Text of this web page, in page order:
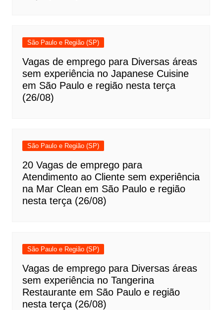
São Paulo e Região (SP)
Vagas de emprego para Diversas áreas
sem experiência no Japanese Cuisine
em São Paulo e região nesta terça
(26/08)
São Paulo e Região (SP)
20 Vagas de emprego para
Atendimento ao Cliente sem experiência
na Mar Clean em São Paulo e região
nesta terça (26/08)
São Paulo e Região (SP)
Vagas de emprego para Diversas áreas
sem experiência no Tangerina
Restaurante em São Paulo e região
nesta terça (26/08)